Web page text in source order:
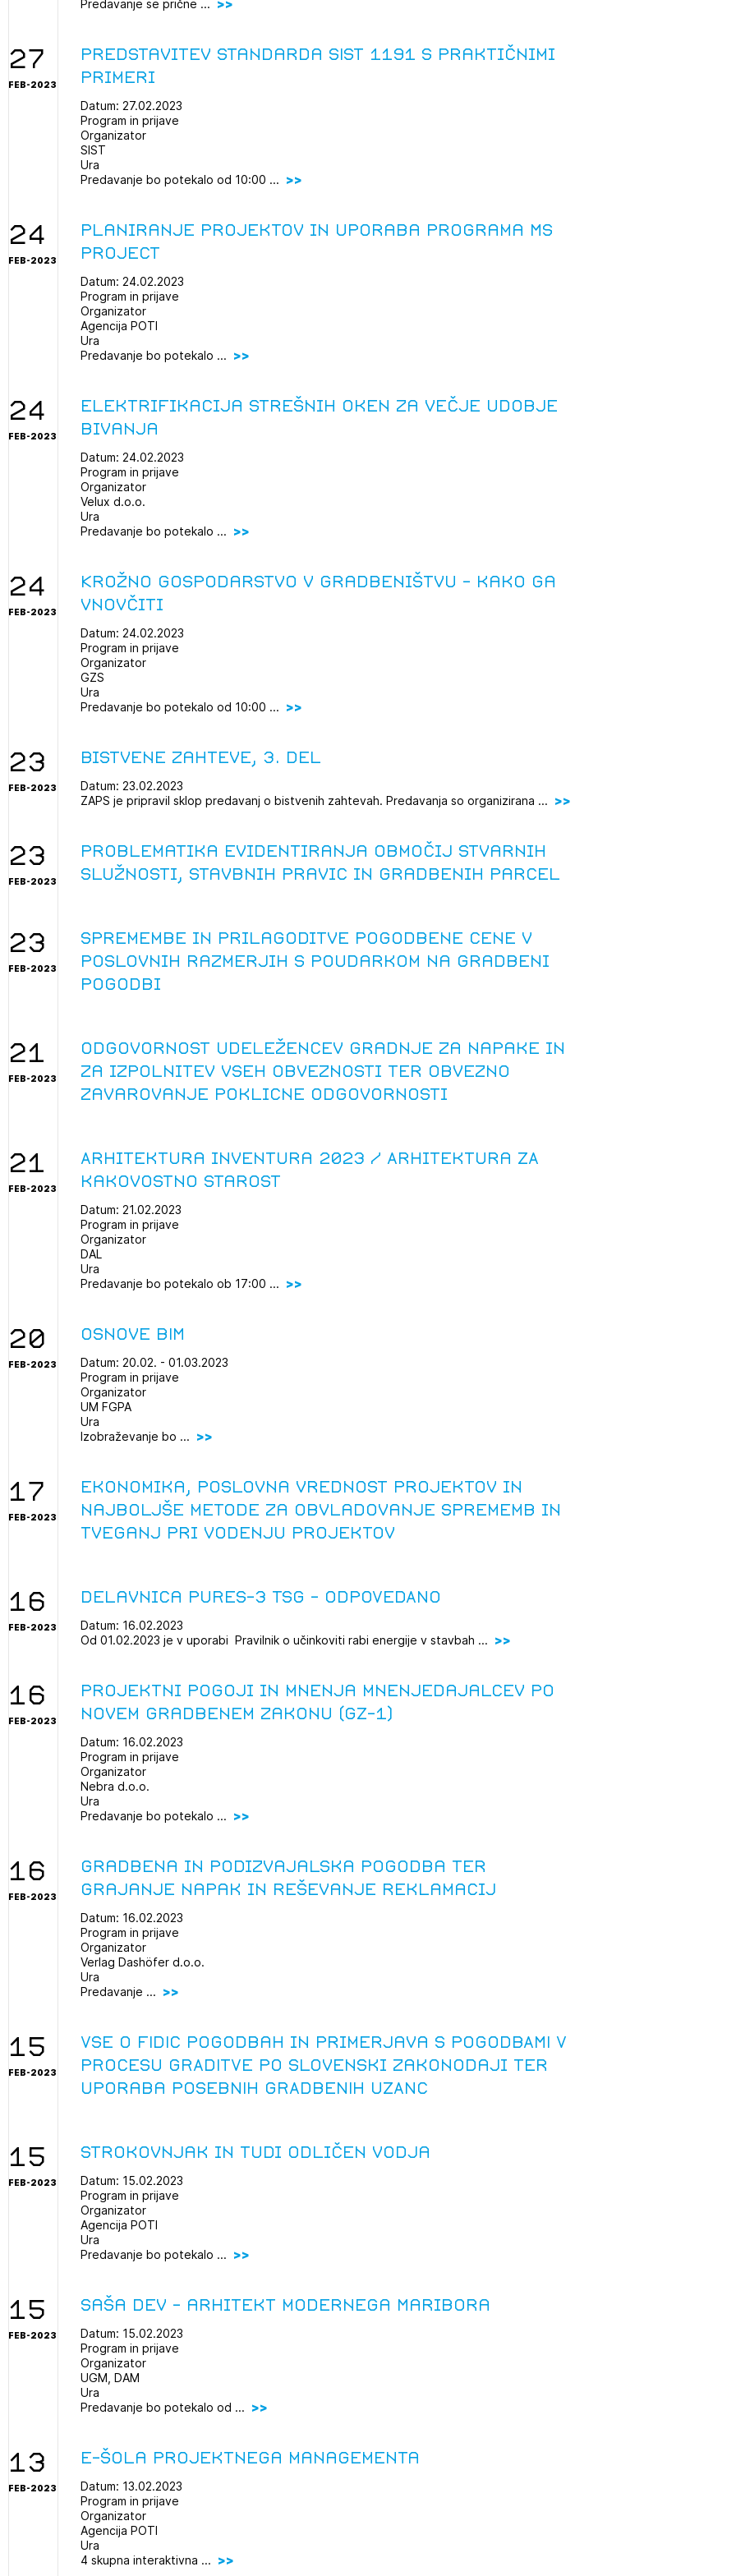
Izbrana vsebina je namenjena le ZAPS registriranim
PRIJAVITE SE REGISTRIRAJTE SE
SE
POZABLJENO GESLO
Predavanje se prične ...
27
FEB-2023
Predstavitev standarda SIST 1191 s praktičnimi
primeri
Datum: 27.02.2023
Program in prijave
Organizator
SIST
Ura
Predavanje bo potekalo od 10:00 ...
24
FEB-2023
Planiranje projektov in uporaba programa MS
Project
Datum: 24.02.2023
Program in prijave
Organizator
Agencija POTI
Ura
Predavanje bo potekalo ...
24
FEB-2023
Elektrifikacija strešnih oken za večje udobje
bivanja
Datum: 24.02.2023
Program in prijave
Organizator
Velux d.o.o.
Ura
Predavanje bo potekalo ...
24
FEB-2023
Krožno gospodarstvo v gradbeništvu – kako ga
vnovčiti
Datum: 24.02.2023
Program in prijave
Organizator
GZS
Ura
Predavanje bo potekalo od 10:00 ...
23
FEB-2023
Bistvene zahteve, 3. del
Datum: 23.02.2023
ZAPS je pripravil sklop predavanj o bistvenih zahtevah. Predavanja so organizirana ...
23
FEB-2023
Problematika evidentiranja območij stvarnih
služnosti, stavbnih pravic in gradbenih parcel
23
FEB-2023
Spremembe in prilagoditve pogodbene cene v
poslovnih razmerjih s poudarkom na gradbeni
pogodbi
21
FEB-2023
Odgovornost udeležencev gradnje za napake in
za izpolnitev vseh obveznosti ter obvezno
zavarovanje poklicne odgovornosti
21
FEB-2023
Arhitektura inventura 2023 / Arhitektura ZA
kakovostno starost
Datum: 21.02.2023
Program in prijave
Organizator
DAL
Ura
Predavanje bo potekalo ob 17:00 ...
20
FEB-2023
Osnove BIM
Datum: 20.02. - 01.03.2023
Program in prijave
Organizator
UM FGPA
Ura
Izobraževanje bo ...
17
FEB-2023
Ekonomika, poslovna vrednost projektov in
najboljše metode za obvladovanje sprememb in
tveganj pri vodenju projektov
16
FEB-2023
Delavnica PURES-3 TSG - ODPOVEDANO
Datum: 16.02.2023
Od 01.02.2023 je v uporabi Pravilnik o učinkoviti rabi energije v stavbah ...
16
FEB-2023
Projektni pogoji in mnenja mnenjedajalcev po
novem gradbenem zakonu (GZ-1)
Datum: 16.02.2023
Program in prijave
Organizator
Nebra d.o.o.
Ura
Predavanje bo potekalo ...
16
FEB-2023
Gradbena in podizvajalska pogodba ter
grajanje napak in reševanje reklamacij
Datum: 16.02.2023
Program in prijave
Organizator
Verlag Dashöfer d.o.o.
Ura
Predavanje ...
15
FEB-2023
Vse o FIDIC pogodbah in primerjava s POGODBAMI V
PROCESU GRADITVE po slovenski zakonodaji ter
uporaba POSEBNIH GRADBENIH UZANC
15
FEB-2023
Strokovnjak in tudi odličen vodja
Datum: 15.02.2023
Program in prijave
Organizator
Agencija POTI
Ura
Predavanje bo potekalo ...
15
FEB-2023
Saša Dev - arhitekt modernega Maribora
Datum: 15.02.2023
Program in prijave
Organizator
UGM, DAM
Ura
Predavanje bo potekalo od ...
13
FEB-2023
E-Šola projektnega managementa
Datum: 13.02.2023
Program in prijave
Organizator
Agencija POTI
Ura
4 skupna interaktivna ...
na novičnik
na tekočem z novicami in se naročite na Novičnike.
svojo izbiro.
Mesečni novičnik
Tedenski novičnik javnih naročil
Dnevne medijske objave